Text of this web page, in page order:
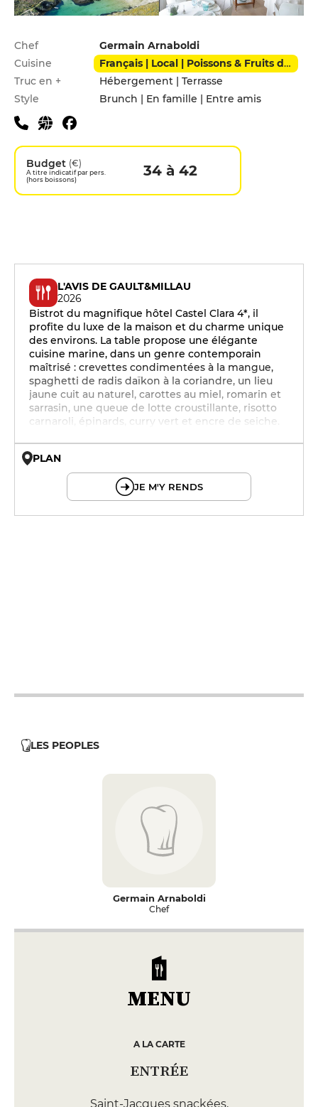
Infos pratiques
Chef
Germain Arnaboldi
Cuisine
Français | Local | Poissons & Fruits de mer
Truc en +
Hébergement | Terrasse
Style
Brunch | En famille | Entre amis
Budget (€)
A titre indicatif par pers.
(hors boissons)
34 à 42
L'AVIS DE GAULT&MILLAU
2026
Bistrot du magnifique hôtel Castel Clara 4*, il
profite du luxe de la maison et du charme unique
des environs. La table propose une élégante
cuisine marine, dans un genre contemporain
maîtrisé : crevettes condimentées à la mangue,
spaghetti de radis daïkon à la coriandre, un lieu
jaune cuit au naturel, carottes au miel, romarin et
sarrasin, une queue de lotte croustillante, risotto
carnaroli, épinards, curry vert et encre de seiche.
PLAN
JE M'Y RENDS
LES PEOPLES
Germain Arnaboldi
Chef
MENU
A LA CARTE
ENTRÉE
Saint-Jacques snackées,